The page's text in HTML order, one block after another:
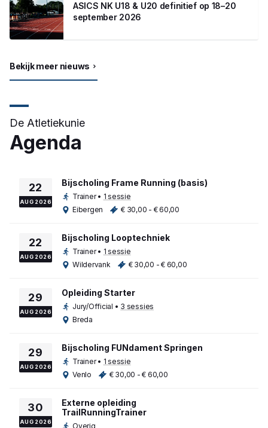
ASICS NK U18 & U20 definitief op 18–20
september 2026
Bekijk meer nieuws
De Atletiekunie
Agenda
22
AUG 2026
Bijscholing Frame Running (basis)
Trainer • 1 sessie
Eibergen
€ 30,00 - € 60,00
22
AUG 2026
Bijscholing Looptechniek
Trainer • 1 sessie
Wildervank
€ 30,00 - € 60,00
29
AUG 2026
Opleiding Starter
Jury/Official • 3 sessies
Breda
29
AUG 2026
Bijscholing FUNdament Springen
Trainer • 1 sessie
Venlo
€ 30,00 - € 60,00
30
AUG 2026
Externe opleiding
TrailRunningTrainer
Overig